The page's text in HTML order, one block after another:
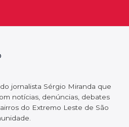
jornalista Sérgio Miranda que
notícias, denúncias, debates
do Extremo Leste de São